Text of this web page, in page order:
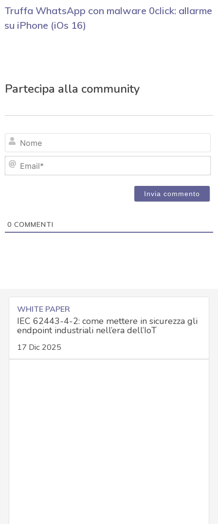
Truffa WhatsApp con malware 0click: allarme
su iPhone (iOs 16)
Partecipa alla community
0 COMMENTI
WHITE PAPER
IEC 62443-4-2: come mettere in sicurezza gli
endpoint industriali nell’era dell’IoT
17 Dic 2025